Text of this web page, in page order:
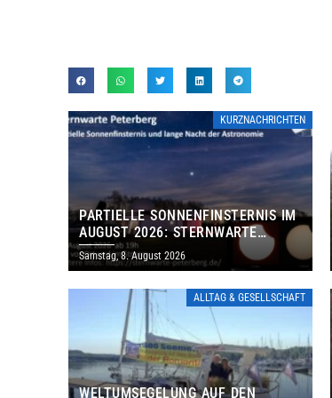
KURZNACHRICHTEN
PARTIELLE SONNENFINSTERNIS IM
AUGUST 2026: STERNWARTE
PETERBERG ÖFFNET KOSTENLOS
IHRE TORE
Samstag, 8. August 2026
ALLTAG & GESELLSCHAFT
WELTUMSEGELUNG AUF DEN